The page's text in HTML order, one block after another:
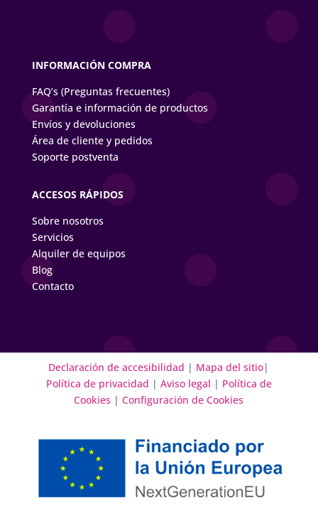
INFORMACIÓN COMPRA
FAQ’s (Preguntas frecuentes)
Garantía e información de productos
Envíos y devoluciones
Área de cliente y pedidos
Soporte postventa
ACCESOS RÁPIDOS
Sobre nosotros
Servicios
Alquiler de equipos
Blog
Contacto
Declaración de accesibilidad | Mapa del sitio|
Política de privacidad | Aviso legal | Política de
Cookies |Configuración de Cookies